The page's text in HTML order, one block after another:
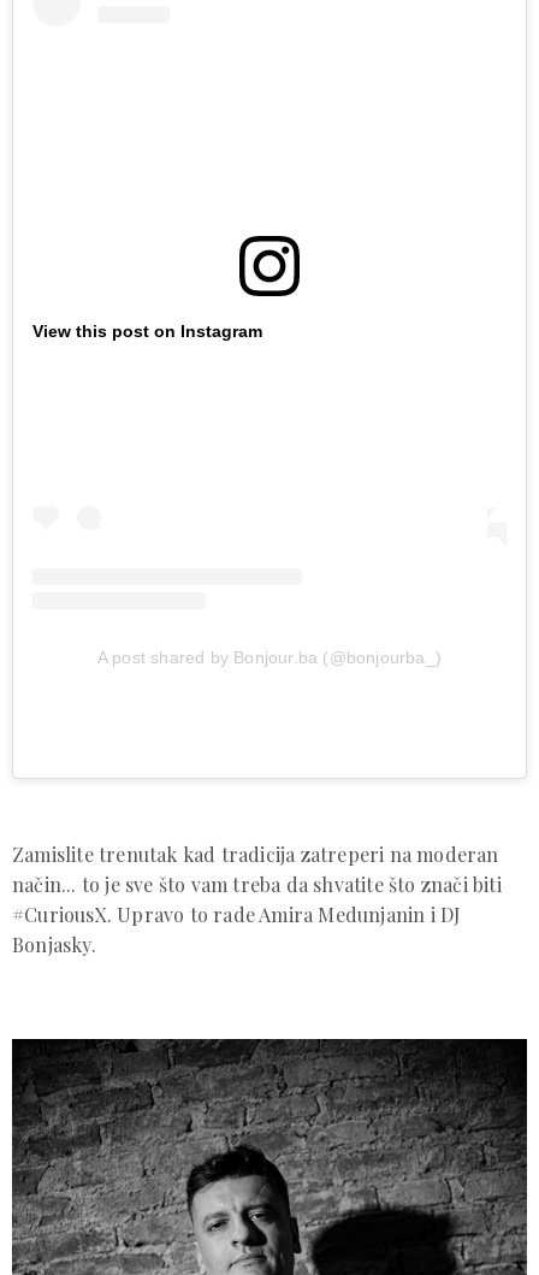
View this post on Instagram
A post shared by Bonjour.ba (@bonjourba_)
Zamislite trenutak kad tradicija zatreperi na moderan
način... to je sve što vam treba da shvatite što znači biti
#CuriousX. Upravo to rade Amira Medunjanin i DJ
Bonjasky.